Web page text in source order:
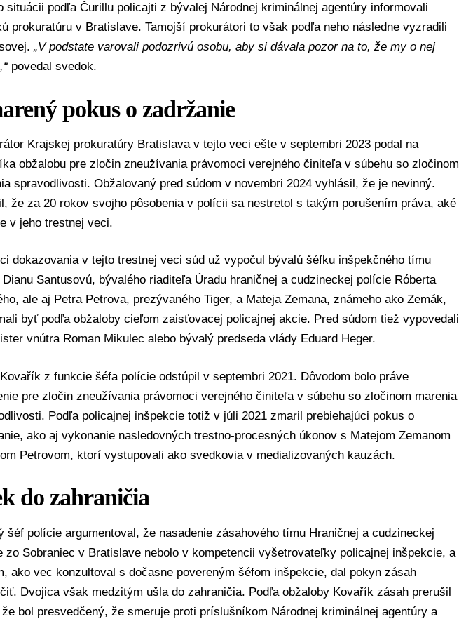
situácii podľa Čurillu policajti z bývalej Národnej kriminálnej agentúry informovali
prokuratúru v Bratislave. Tamojší prokurátori to však podľa neho následne vyzradili
„V podstate varovali podozrivú osobu, aby si dávala pozor na to, že my o nej
povedal svedok.
pokus o zadržanie
Krajskej prokuratúry Bratislava v tejto veci ešte v septembri 2023 podal na
obžalobu pre zločin zneužívania právomoci verejného činiteľa v súbehu so zločinom
spravodlivosti. Obžalovaný pred súdom v novembri 2024 vyhlásil, že je nevinný.
že za 20 rokov svojho pôsobenia v polícii sa nestretol s takým porušením práva, aké
v jeho trestnej veci.
dokazovania v tejto trestnej veci súd už vypočul bývalú šéfku inšpekčného tímu
Santusovú, bývalého riaditeľa Úradu hraničnej a cudzineckej polície Róberta
, ale aj Petra Petrova, prezývaného Tiger, a Mateja Zemana, známeho ako Zemák,
byť podľa obžaloby cieľom zaisťovacej policajnej akcie. Pred súdom tiež vypovedali
vnútra Roman Mikulec alebo bývalý predseda vlády Eduard Heger.
z funkcie šéfa polície odstúpil v septembri 2021. Dôvodom bolo práve
pre zločin zneužívania právomoci verejného činiteľa v súbehu so zločinom marenia
Podľa policajnej inšpekcie totiž v júli 2021 zmaril prebiehajúci pokus o
ako aj vykonanie nasledovných trestno-procesných úkonov s Matejom Zemanom
Petrovom, ktorí vystupovali ako svedkovia v medializovaných kauzách.
do zahraničia
šéf polície argumentoval, že nasadenie zásahového tímu Hraničnej a cudzineckej
zo Sobraniec v Bratislave nebolo v kompetencii vyšetrovateľky policajnej inšpekcie, a
ako vec konzultoval s dočasne povereným šéfom inšpekcie, dal pokyn zásah
Dvojica však medzitým ušla do zahraničia. Podľa obžaloby Kovařík zásah prerušil
že bol presvedčený, že smeruje proti príslušníkom Národnej kriminálnej agentúry a